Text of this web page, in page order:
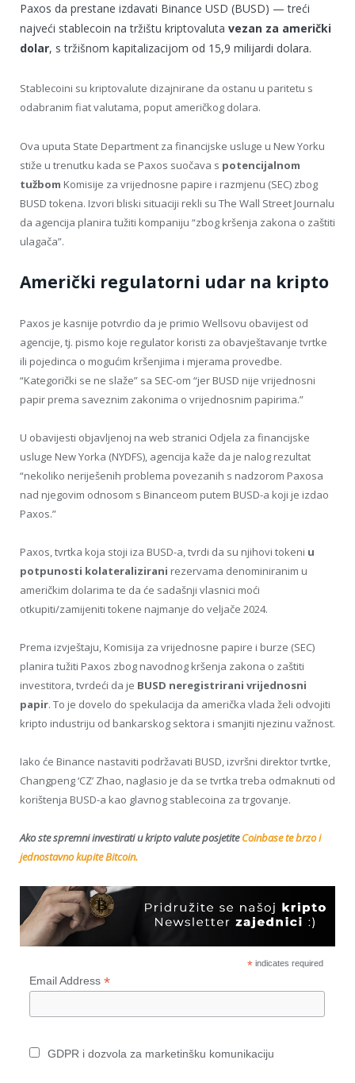
Paxos da prestane izdavati Binance USD (BUSD) — treći
najveći stablecoin na tržištu kriptovaluta vezan za američki
dolar, s tržišnom kapitalizacijom od 15,9 milijardi dolara.
Stablecoini su kriptovalute dizajnirane da ostanu u paritetu s
odabranim fiat valutama, poput američkog dolara.
Ova uputa State Department za financijske usluge u New Yorku
stiže u trenutku kada se Paxos suočava s potencijalnom
tužbom Komisije za vrijednosne papire i razmjenu (SEC) zbog
BUSD tokena. Izvori bliski situaciji rekli su The Wall Street Journalu
da agencija planira tužiti kompaniju “zbog kršenja zakona o zaštiti
ulagača”.
Američki regulatorni udar na kripto
Paxos je kasnije potvrdio da je primio Wellsovu obavijest od
agencije, tj. pismo koje regulator koristi za obavještavanje tvrtke
ili pojedinca o mogućim kršenjima i mjerama provedbe.
“Kategorički se ne slaže” sa SEC-om “jer BUSD nije vrijednosni
papir prema saveznim zakonima o vrijednosnim papirima.”
U obavijesti objavljenoj na web stranici Odjela za financijske
usluge New Yorka (NYDFS), agencija kaže da je nalog rezultat
“nekoliko neriješenih problema povezanih s nadzorom Paxosa
nad njegovim odnosom s Binanceom putem BUSD-a koji je izdao
Paxos.”
Paxos, tvrtka koja stoji iza BUSD-a, tvrdi da su njihovi tokeni u
potpunosti kolateralizirani rezervama denominiranim u
američkim dolarima te da će sadašnji vlasnici moći
otkupiti/zamijeniti tokene najmanje do veljače 2024.
Prema izvještaju, Komisija za vrijednosne papire i burze (SEC)
planira tužiti Paxos zbog navodnog kršenja zakona o zaštiti
investitora, tvrdeći da je BUSD neregistrirani vrijednosni
papir. To je dovelo do spekulacija da američka vlada želi odvojiti
kripto industriju od bankarskog sektora i smanjiti njezinu važnost.
Iako će Binance nastaviti podržavati BUSD, izvršni direktor tvrtke,
Changpeng ‘CZ’ Zhao, naglasio je da se tvrtka treba odmaknuti od
korištenja BUSD-a kao glavnog stablecoina za trgovanje.
Ako ste spremni investirati u kripto valute posjetite Coinbase te brzo i
jednostavno kupite Bitcoin.
*indicates required
Email Address *
GDPR i dozvola za marketinšku komunikaciju